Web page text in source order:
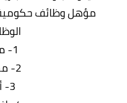
مؤهل وظائف
1- محامين
2- محاسبين
3- أداريين